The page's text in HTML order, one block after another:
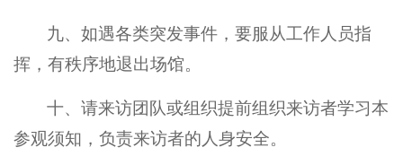
九、如遇各类突发事件，要服从工作人员指
挥，有秩序地退出场馆。
十、请来访团队或组织提前组织来访者学习本
参观须知，负责来访者的人身安全。